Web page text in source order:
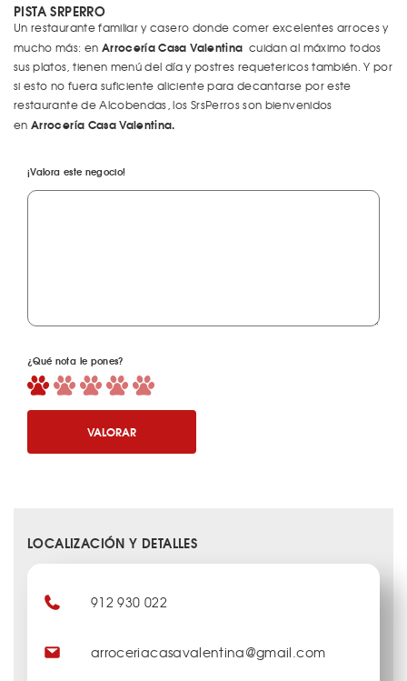
PISTA SRPERRO
Un restaurante familiar y casero donde comer excelentes arroces y
mucho más: en Arrocería Casa Valentinacuidan al máximo todos
sus platos, tienen menú del día y postres requetericos también. Y por
si esto no fuera suficiente aliciente para decantarse por este
restaurante de Alcobendas, los SrsPerros son bienvenidos
enArrocería Casa Valentina.
¡Valora este negocio!
¿Qué nota le pones?
VALORAR
LOCALIZACIÓN Y DETALLES
912 930 022
arroceriacasavalentina@gmail.com